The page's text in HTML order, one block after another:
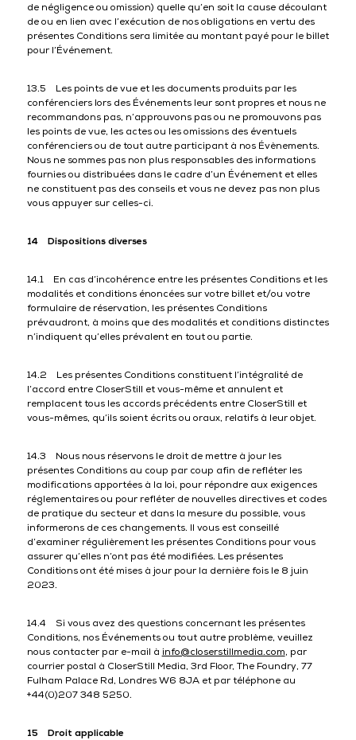
de négligence ou omission) quelle qu’en soit la cause découlant
de ou en lien avec l’exécution de nos obligations en vertu des
présentes Conditions sera limitée au montant payé pour le billet
pour l’Événement.
13.5 Les points de vue et les documents produits par les
conférenciers lors des Événements leur sont propres et nous ne
recommandons pas, n’approuvons pas ou ne promouvons pas
les points de vue, les actes ou les omissions des éventuels
conférenciers ou de tout autre participant à nos Évènements.
Nous ne sommes pas non plus responsables des informations
fournies ou distribuées dans le cadre d’un Événement et elles
ne constituent pas des conseils et vous ne devez pas non plus
vous appuyer sur celles-ci.
14 Dispositions diverses
14.1 En cas d’incohérence entre les présentes Conditions et les
modalités et conditions énoncées sur votre billet et/ou votre
formulaire de réservation, les présentes Conditions
prévaudront, à moins que des modalités et conditions distinctes
n’indiquent qu’elles prévalent en tout ou partie.
14.2 Les présentes Conditions constituent l’intégralité de
l’accord entre CloserStill et vous-même et annulent et
remplacent tous les accords précédents entre CloserStill et
vous-mêmes, qu’ils soient écrits ou oraux, relatifs à leur objet.
14.3 Nous nous réservons le droit de mettre à jour les
présentes Conditions au coup par coup afin de refléter les
modifications apportées à la loi, pour répondre aux exigences
réglementaires ou pour refléter de nouvelles directives et codes
de pratique du secteur et dans la mesure du possible, vous
informerons de ces changements. Il vous est conseillé
d’examiner régulièrement les présentes Conditions pour vous
assurer qu’elles n’ont pas été modifiées. Les présentes
Conditions ont été mises à jour pour la dernière fois le 8 juin
2023.
14.4 Si vous avez des questions concernant les présentes
Conditions, nos Événements ou tout autre problème, veuillez
nous contacter par e-mail à info@closerstillmedia.com, par
courrier postal à CloserStill Media, 3rd Floor, The Foundry, 77
Fulham Palace Rd, Londres W6 8JA et par téléphone au
+44(0)207 348 5250.
15 Droit applicable